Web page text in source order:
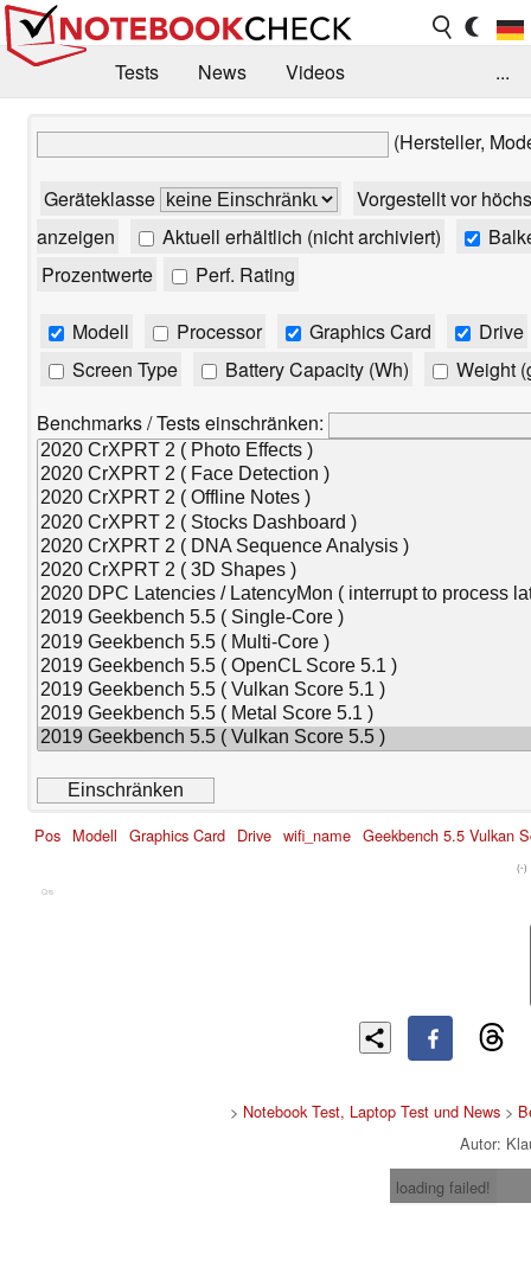
Tests News
Videos
Forum
...
(Hersteller,
Geräteklasse
Vorgestellt vor
anzeigen
Aktuell erhältlich (nicht archiviert)
Prozentwerte
Perf. Rating
Modell Processor Graphics Card
Drive
Screen Type
Battery Capacity (Wh)
Weight
Benchmarks / Tests einschränken:
Pos Modell Graphics Card Drive wifi_name Geekbench 5.5 Vulkan
(-)
Cns
> Notebook Test, Laptop Test und News >
Autor:
loading failed!